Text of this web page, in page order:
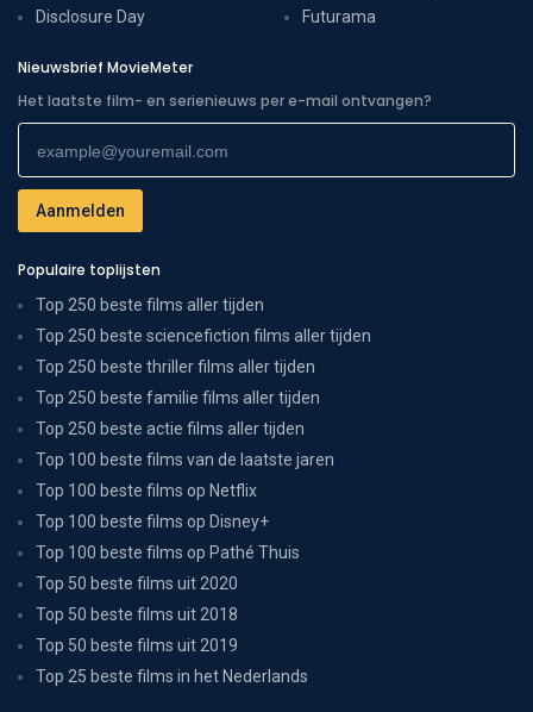
Disclosure Day
Futurama
Nieuwsbrief MovieMeter
Het laatste film- en serienieuws per e-mail ontvangen?
Populaire toplijsten
Top 250 beste films aller tijden
Top 250 beste sciencefiction films aller tijden
Top 250 beste thriller films aller tijden
Top 250 beste familie films aller tijden
Top 250 beste actie films aller tijden
Top 100 beste films van de laatste jaren
Top 100 beste films op Netflix
Top 100 beste films op Disney+
Top 100 beste films op Pathé Thuis
Top 50 beste films uit 2020
Top 50 beste films uit 2018
Top 50 beste films uit 2019
Top 25 beste films in het Nederlands